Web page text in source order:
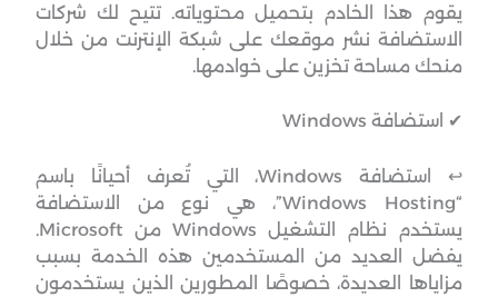
يقوم هذا الخادم بتحميل محتوياته. تتيح لك شركات
الاستضافة نشر موقعك على شبكة الإنترنت من خلال
منحك مساحة تخزين على خوادمها.
✔ استضافة Windows
↩︎ استضافة Windows، التي تُعرف أحيانًا باسم
“Windows Hosting”، هي نوع من الاستضافة
يستخدم نظام التشغيل Windows من Microsoft.
يفضل العديد من المستخدمين هذه الخدمة بسبب
مزاياها العديدة، خصوصًا المطورين الذين يستخدمون